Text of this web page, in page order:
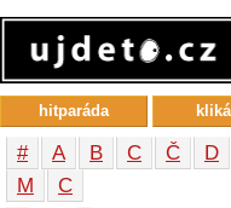
# A B C Č D
М
С
hitparáda